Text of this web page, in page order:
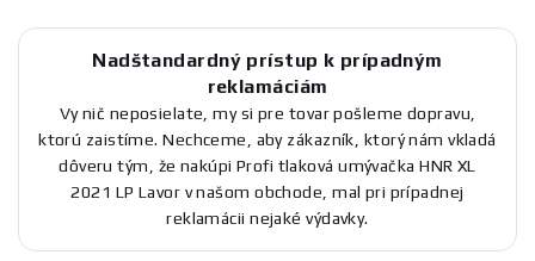
Nadštandardný prístup k prípadným
reklamáciám
Vy nič neposielate, my si pre tovar pošleme dopravu,
ktorú zaistíme. Nechceme, aby zákazník, ktorý nám vkladá
dôveru tým, že nakúpi Profi tlaková umývačka HNR XL
2021 LP Lavor v našom obchode, mal pri prípadnej
reklamácii nejaké výdavky.